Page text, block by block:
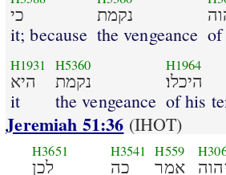
כי
it; because
נקמת
the vengeance of
H1931
היא
it
H5360
נקמת
the vengeance
H1964
היכלו׃
of his
Jeremiah 51:36 (IHOT)
H3651
לכן
H3541
כה
H559
אמר